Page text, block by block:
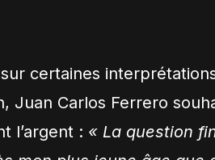
certaines
Juan Carlos Ferrero
l’argent : « La question